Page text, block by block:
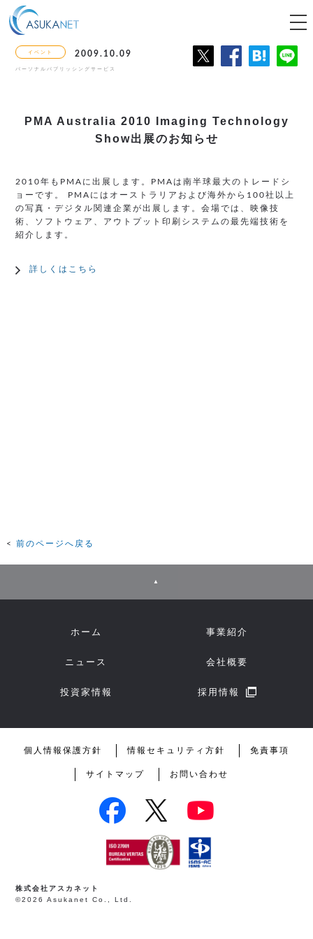
イベント 2009.10.09
パーソナルパブリッシングサービス
PMA Australia 2010 Imaging Technology
Show出展のお知らせ
2010年もPMAに出展します。PMAは南半球最大のトレードシ
ョーです。 PMAにはオーストラリアおよび海外から100社以上
の写真・デジタル関連企業が出展します。会場では、映像技
術、ソフトウェア、アウトプット印刷システムの最先端技術を
紹介します。
詳しくはこちら
前のページへ戻る
▲
ホーム 事業紹介
ニュース 会社概要
投資家情報 採用情報
個人情報保護方針 情報セキュリティ方針 免責事項
サイトマップ お問い合わせ
株式会社アスカネット
©2026 Asukanet Co., Ltd.